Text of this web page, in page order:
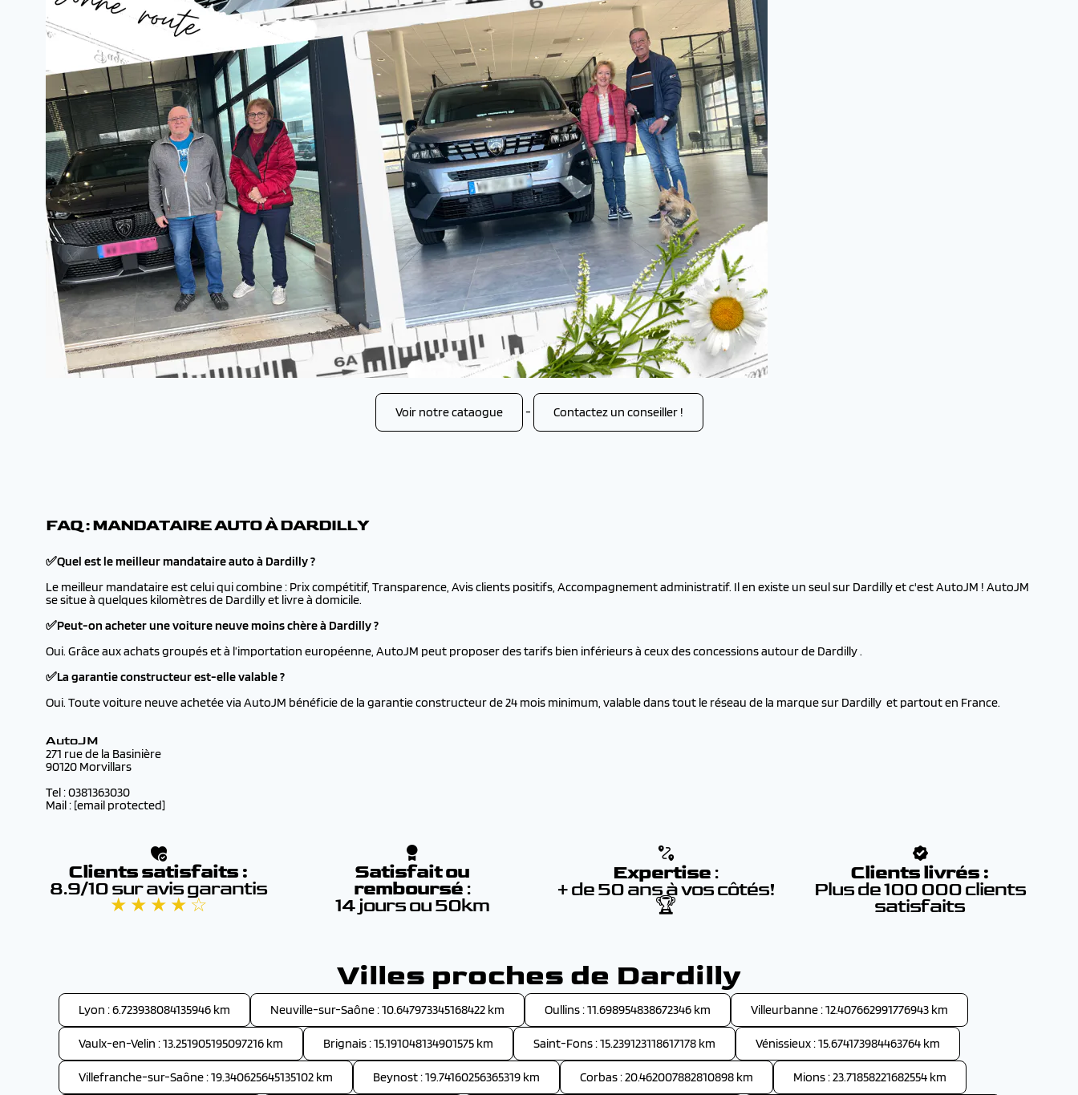
Voir notre cataogue - Contactez un conseiller !
FAQ : MANDATAIRE AUTO À DARDILLY
✅Quel est le meilleur mandataire auto à Dardilly ?
Le meilleur mandataire est celui qui combine : Prix compétitif, Transparence, Avis clients positifs, Accompagnement administratif. Il en existe un seul sur Dardilly et c'est AutoJM ! AutoJM
se situe à quelques kilomètres de Dardilly et livre à domicile.
✅Peut-on acheter une voiture neuve moins chère à Dardilly ?
Oui. Grâce aux achats groupés et à l’importation européenne, AutoJM peut proposer des tarifs bien inférieurs à ceux des concessions autour de Dardilly .
✅La garantie constructeur est-elle valable ?
Oui. Toute voiture neuve achetée via AutoJM bénéficie de la garantie constructeur de 24 mois minimum, valable dans tout le réseau de la marque sur Dardilly et partout en France.
AutoJM
271 rue de la Basinière
90120 Morvillars
Tel : 0381363030
Mail : [email protected]
Clients satisfaits :
8.9/10 sur avis garantis
★ ★ ★ ★ ☆
Satisfait ou
remboursé :
14 jours ou 50km
Expertise :
+ de 50 ans à vos côtés!
🏆
Clients livrés :
Plus de 100 000 clients
satisfaits
Villes proches de Dardilly
Lyon : 6.723938084135946 km Neuville-sur-Saône : 10.647973345168422 km Oullins : 11.698954838672346 km Villeurbanne : 12.407662991776943 km
Vaulx-en-Velin : 13.251905195097216 km Brignais : 15.191048134901575 km Saint-Fons : 15.239123118617178 km Vénissieux : 15.674173984463764 km
Villefranche-sur-Saône : 19.340625645135102 km Beynost : 19.74160256365319 km Corbas : 20.462007882810898 km Mions : 23.71858221682554 km